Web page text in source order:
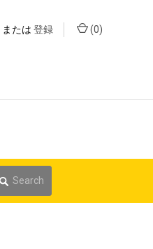
または 登録 (0)
Search